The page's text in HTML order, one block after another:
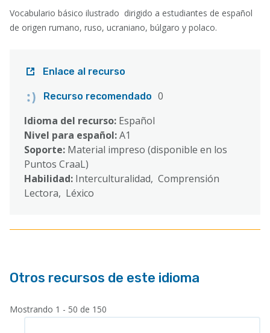
Vocabulario básico ilustrado dirigido a estudiantes de español
de origen rumano, ruso, ucraniano, búlgaro y polaco.
Enlace al recurso
Recurso recomendado 0
Idioma del recurso: Español
Nivel para español:A1
Soporte: Material impreso (disponible en los
Puntos CraaL)
Habilidad: Interculturalidad, Comprensión
Lectora, Léxico
Otros recursos de este idioma
Mostrando 1 - 50 de 150